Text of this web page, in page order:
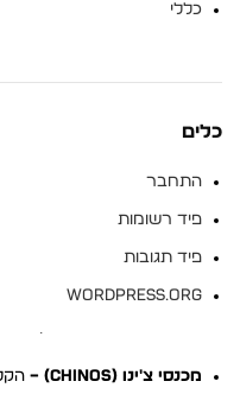
המשלבים סיבים אלסטיים
המשמעות היא שתוכלו לשבת
של BOGART
סוגי מכנסי
כדי לבנות מלתחה חכמה,
בפניכם. הנה הסוגים
מכנסי צ'ינו (Chinos) –
כללי
כלים
התחבר
פיד רשומות
פיד תגובות
WordPress.org